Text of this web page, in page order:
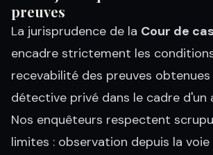
preuves
La jurisprudence de la Cour de
encadre strictement les
recevabilité des preuves obtenues
détective privé dans le cadre d'un
Nos enquêteurs respectent
limites : observation depuis la